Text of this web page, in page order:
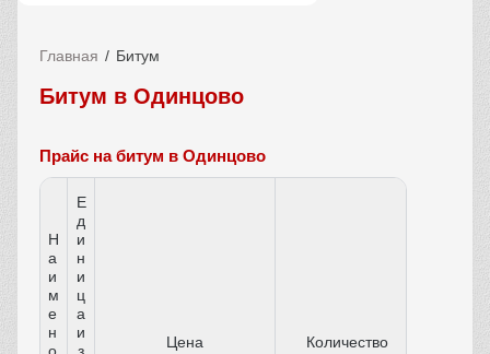
Главная Битум
Битум в Одинцово
Прайс на битум в Одинцово
Н
а
и
м
е
н
Е
д
и
н
и
ц
а
и
Цена Количество